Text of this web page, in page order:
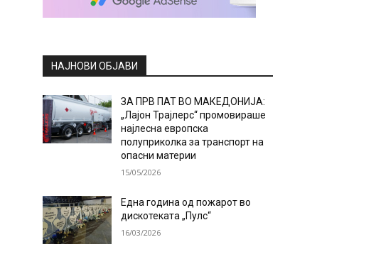
НАЈНОВИ ОБЈАВИ
ЗА ПРВ ПАТ ВО МАКЕДОНИЈА:
„Лајон Трајлерс“ промовираше
најлесна европска
полуприколка за транспорт на
опасни материи
15/05/2026
Една година од пожарот во
дискотеката „Пулс“
16/03/2026